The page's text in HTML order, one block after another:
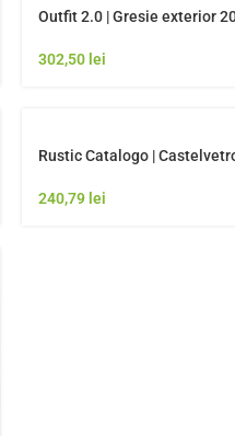
Outfit 2.0 | Gresie exterior
302,50 lei
Rustic Catalogo |
240,79 lei